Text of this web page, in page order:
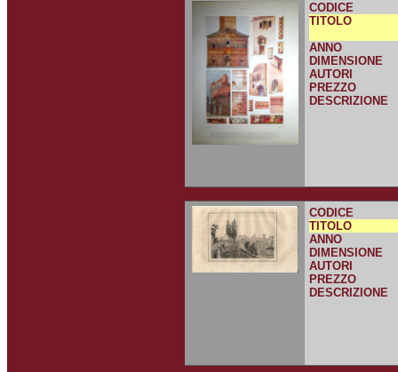
CODICE
TITOLO
ANNO
DIMENSIONE
AUTORI
PREZZO
DESCRIZIONE
CODICE
TITOLO
ANNO
DIMENSIONE
AUTORI
PREZZO
DESCRIZIONE